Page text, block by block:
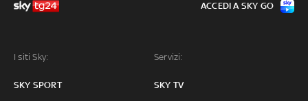
I siti Sky:
SKY SPORT
Servizi:
SKY TV
ACCEDI A SKY GO